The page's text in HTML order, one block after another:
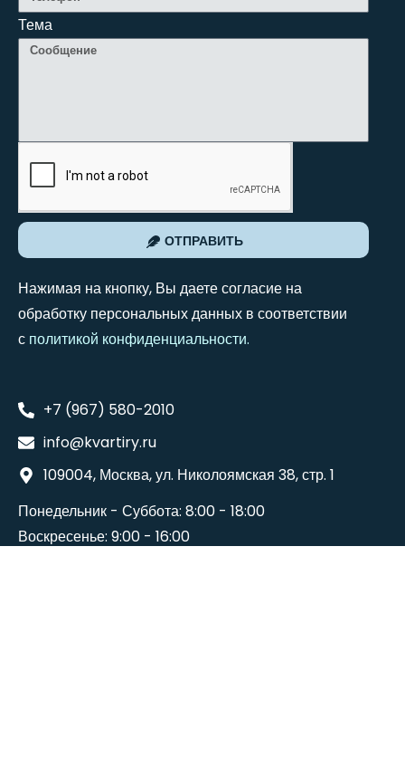
Тема
ОТПРАВИТЬ
Нажимая на кнопку, Вы даете согласие на
обработку персональных данных в соответствии
с политикой конфиденциальности.
+7 (967) 580-2010
info@kvartiry.ru
109004, Москва, ул. Николоямская 38, стр. 1
Понедельник - Суббота: 8:00 - 18:00
Воскресенье: 9:00 - 16:00